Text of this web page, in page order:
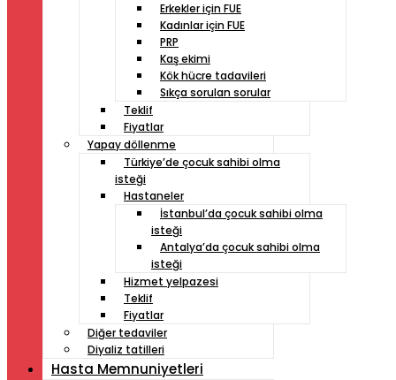
Erkekler için FUE
Kadınlar için FUE
PRP
Kaş ekimi
Kök hücre tadavileri
Sıkça sorulan sorular
Teklif
Fiyatlar
Yapay döllenme
Türkiye’de çocuk sahibi olma
isteği
Hastaneler
İstanbul’da çocuk sahibi olma
isteği
Antalya’da çocuk sahibi olma
isteği
Hizmet yelpazesi
Teklif
Fiyatlar
Diğer tedaviler
Diyaliz tatilleri
Hasta Memnuniyetleri